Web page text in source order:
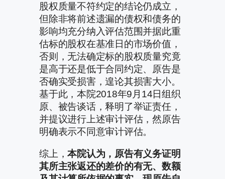
股权质量不符约定的结论仍成立，
但除非将前述遗漏的债权和债务的
影响均充分纳入评估范围并据此重
估标的股权在基准日的市场价值，
否则，无法确定标的股权质量究竟
是高于还是低于合同约定、原告是
否确实受损害，遑论其损害大小。
基于此，本院2018年9月14日组织
原、被告谈话，释明了举证责任，
并提议进行上述审计评估，然原告
明确表示不同意审计评估。
综上，本院认为，原告有义务证明
其所主张返还的差价的有无、数额